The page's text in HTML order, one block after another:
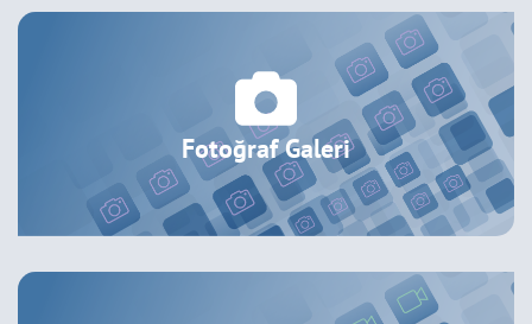
Fotoğraf Galeri